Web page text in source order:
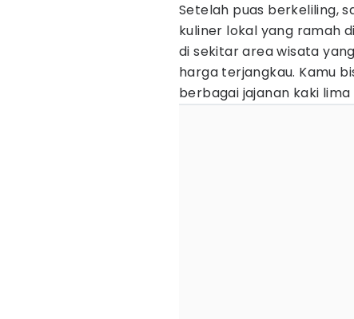
Setelah puas berkeliling,
kuliner lokal yang ramah
di sekitar area wisata
harga terjangkau. Kamu
berbagai jajanan kaki